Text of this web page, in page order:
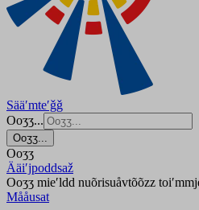
Sääʹmteʹǧǧ
Ooʒʒ...
Ooʒʒ...
Ooʒʒ
Ääiʹjpoddsaž
Ooʒʒ mieʹldd nuõrisuåvtõõzz
Mååusat